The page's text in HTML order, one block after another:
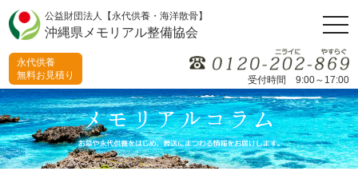
公益財団法人【永代供養・海洋散骨】
沖縄県メモリアル整備協会
受付時間 9:00～17:00
永代供養
無料お見積り